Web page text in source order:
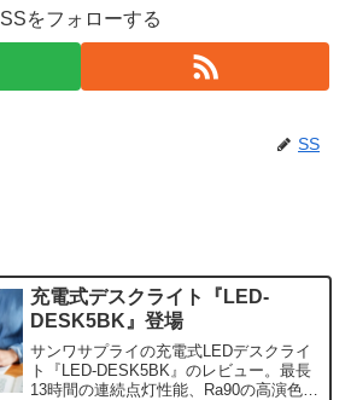
SSをフォローする
SS
充電式デスクライト『LED-
DESK5BK』登場
サンワサプライの充電式LEDデスクライ
ト『LED-DESK5BK』のレビュー。最長
13時間の連続点灯性能、Ra90の高演色